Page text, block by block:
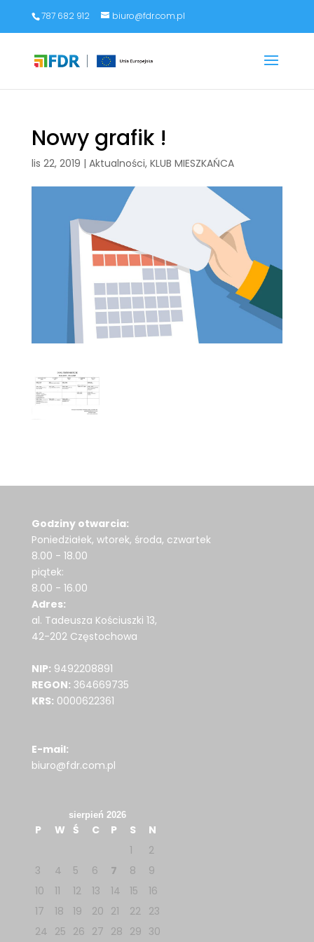
787 682 912 biuro@fdr.com.pl
Nowy grafik !
lis 22, 2019 | Aktualności, KLUB MIESZKAŃCA
Godziny otwarcia:
Poniedziałek, wtorek, środa, czwartek
8.00 - 18.00
piątek:
8.00 - 16.00
Adres:
al. Tadeusza Kościuszki 13,
42-202 Częstochowa
NIP: 9492208891
REGON: 364669735
KRS: 0000622361
E-mail:
biuro@fdr.com.pl
sierpień 2026
P W Ś C P S
N
1
2
3
4 5 6 7 8
9
10
11 12 13 14 15
16
17
18 19 20 21 22
23
24 25 26 27 28 29 30